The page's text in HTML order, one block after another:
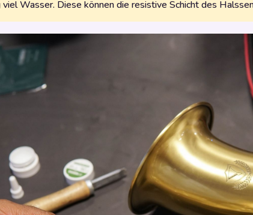
Wasser. Diese können die resistive Schicht des